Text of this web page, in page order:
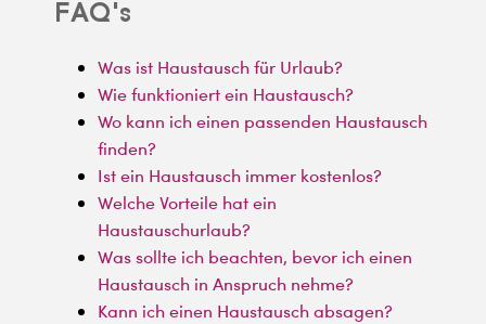
FAQ's
Was ist Haustausch für Urlaub?
Wie funktioniert ein Haustausch?
Wo kann ich einen passenden Haustausch
finden?
Ist ein Haustausch immer kostenlos?
Welche Vorteile hat ein
Haustauschurlaub?
Was sollte ich beachten, bevor ich einen
Haustausch in Anspruch nehme?
Kann ich einen Haustausch absagen?